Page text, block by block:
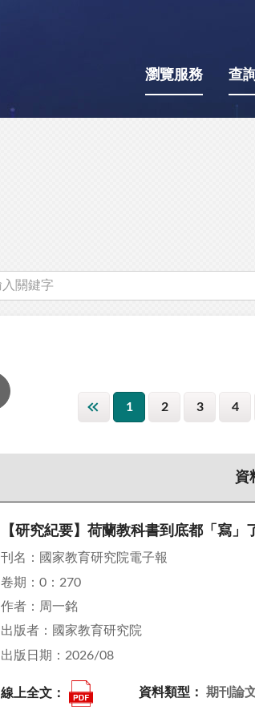
瀏覽服務 查
1 2 3 4
資
【研究紀要】荷蘭教科書到底都「寫
刊名：國家教育研究院電子報
卷期：0：270
作者：周一銘
出版者：國家教育研究院
出版日期：2026/08
線上全文： 資料類型： 期刊論